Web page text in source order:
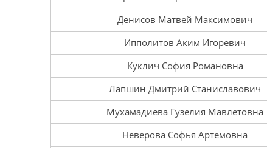
Денисов Матвей Максимович
Ипполитов Аким Игоревич
Куклич София Романовна
Лапшин Дмитрий Станиславович
Мухамадиева Гузелия Мавлетовна
Неверова Софья Артемовна